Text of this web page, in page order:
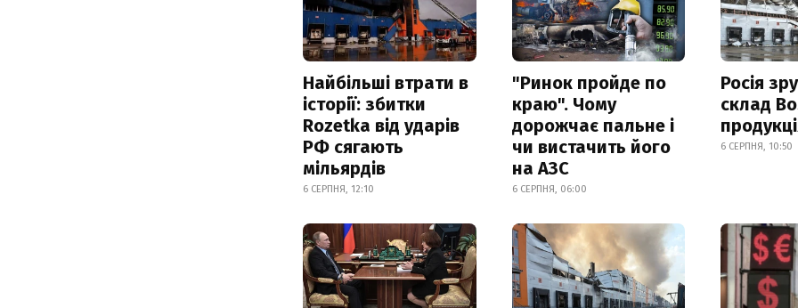
Найбільші втрати в
історії: збитки
Rozetka від ударів
РФ сягають
мільярдів
6 СЕРПНЯ, 12:10
"Ринок пройде по
краю". Чому
дорожчає пальне і
чи вистачить його
на АЗС
6 СЕРПНЯ, 06:00
Росія
склад
6 СЕРПНЯ, 10:50